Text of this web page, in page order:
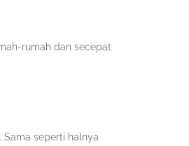
rumah dan secepat
seperti halnya